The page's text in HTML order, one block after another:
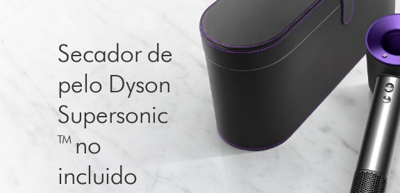
Secador de
pelo Dyson
Supersonic
™ no
incluido